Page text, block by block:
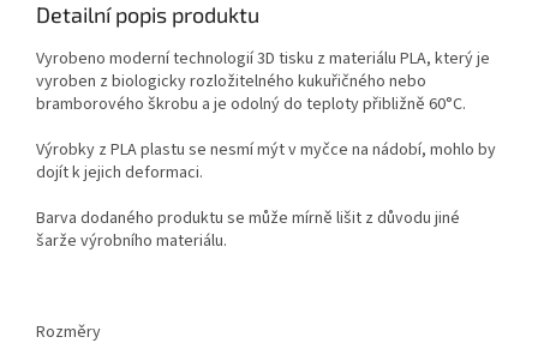
Detailní popis produktu
Vyrobeno moderní technologií 3D tisku z materiálu PLA, který je
vyroben z biologicky rozložitelného kukuřičného nebo
bramborového škrobu a je odolný do teploty přibližně 60°C.
Výrobky z PLA plastu se nesmí mýt v myčce na nádobí, mohlo by
dojít k jejich deformaci.
Barva dodaného produktu se může mírně lišit z důvodu jiné
šarže výrobního materiálu.
Rozměry